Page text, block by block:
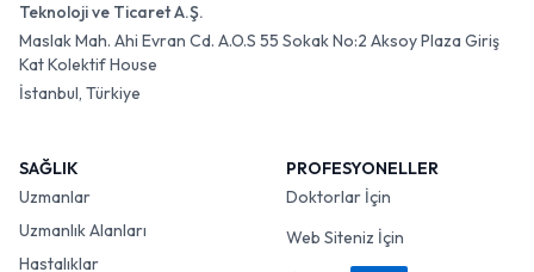
Teknoloji ve Ticaret A.Ş.
Maslak Mah. Ahi Evran Cd. A.O.S 55 Sokak No:2 Aksoy Plaza Giriş
Kat Kolektif House
İstanbul, Türkiye
SAĞLIK
Uzmanlar
Uzmanlık Alanları
Hastalıklar
PROFESYONELLER
Doktorlar İçin
Web Siteniz İçin